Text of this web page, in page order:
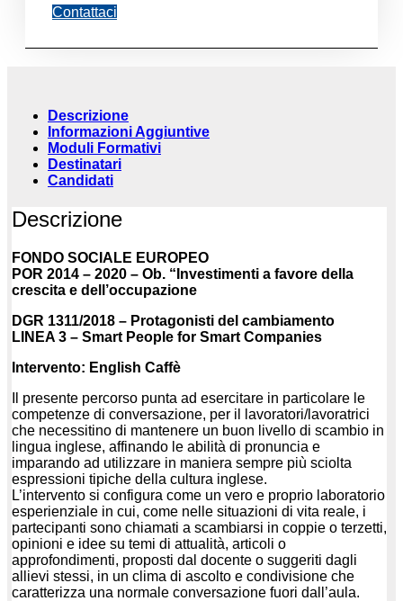
Contattaci
Descrizione
Informazioni Aggiuntive
Moduli Formativi
Destinatari
Candidati
Descrizione
FONDO SOCIALE EUROPEO
POR 2014 – 2020 – Ob. “Investimenti a favore della
crescita e dell’occupazione
DGR 1311/2018 – Protagonisti del cambiamento
LINEA 3 – Smart People for Smart Companies
Intervento: English Caffè
Il presente percorso punta ad esercitare in particolare le
competenze di conversazione, per il lavoratori/lavoratrici
che necessitino di mantenere un buon livello di scambio in
lingua inglese, affinando le abilità di pronuncia e
imparando ad utilizzare in maniera sempre più sciolta
espressioni tipiche della cultura inglese.
L’intervento si configura come un vero e proprio laboratorio
esperienziale in cui, come nelle situazioni di vita reale, i
partecipanti sono chiamati a scambiarsi in coppie o terzetti,
opinioni e idee su temi di attualità, articoli o
approfondimenti, proposti dal docente o suggeriti dagli
allievi stessi, in un clima di ascolto e condivisione che
caratterizza una normale conversazione fuori dall’aula.